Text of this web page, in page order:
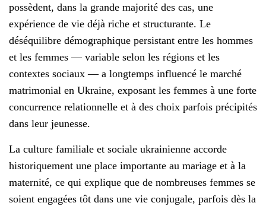
possèdent, dans la grande majorité des cas, une
expérience de vie déjà riche et structurante. Le
déséquilibre démographique persistant entre les hommes
et les femmes — variable selon les régions et les
contextes sociaux — a longtemps influencé le marché
matrimonial en Ukraine, exposant les femmes à une forte
concurrence relationnelle et à des choix parfois précipités
dans leur jeunesse.
La culture familiale et sociale ukrainienne accorde
historiquement une place importante au mariage et à la
maternité, ce qui explique que de nombreuses femmes se
soient engagées tôt dans une vie conjugale, parfois dès la